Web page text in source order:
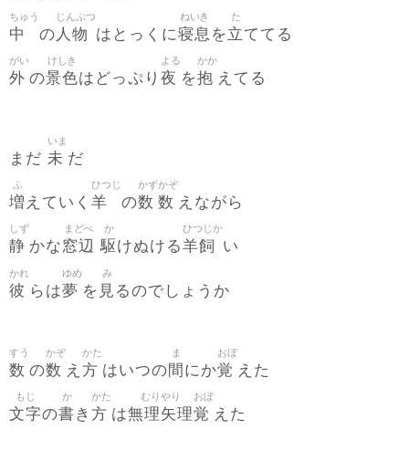
中
ちゅう
の 人物
じんぶつ
はとっくに寝息
ねいき
を立
た
ててる
外
がい
の景色
けしき
はどっぷり 夜
よる
を抱
かか
えてる
まだ 未
いま
だ
増
ふ
えていく 羊
ひつじ
の数
かず
数
かぞ
えながら
静
しず
かな窓辺
まどべ
駆
か
けぬける羊飼
ひつじか
い
彼
かれ
らは夢
ゆめ
を 見
み
るのでしょうか
数
すう
の数
かぞ
え 方
かた
はいつの間
ま
にか覚
おぼ
えた
文字
もじ
の書
か
き 方
かた
は無理矢理
むりやり
覚
おぼ
えた